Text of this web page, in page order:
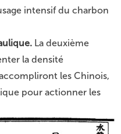
intensif du charbon
La deuxième
la densité
les Chinois,
pour actionner les